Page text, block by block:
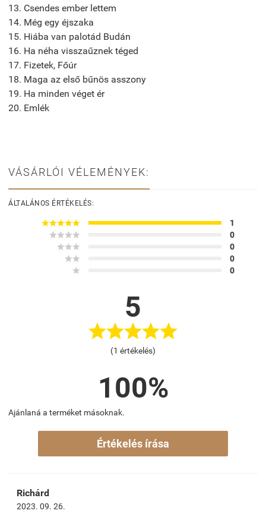
13. Csendes ember lettem
14. Még egy éjszaka
15. Hiába van palotád Budán
16. Ha néha visszaűznek téged
17. Fizetek, Főúr
18. Maga az első bűnös asszony
19. Ha minden véget ér
20. Emlék
VÁSÁRLÓI VÉLEMÉNYEK:
ÁLTALÁNOS ÉRTÉKELÉS:

1

0

0

0

0
5

(1 értékelés)
100%
Ajánlaná a terméket másoknak.
Értékelés írása
Richárd
2023. 09. 26.